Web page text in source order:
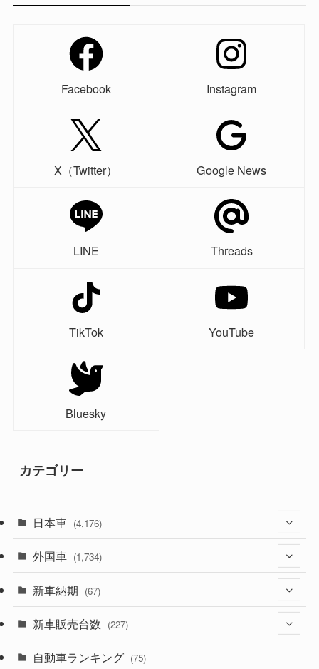
Facebook Instagram
X（Twitter） Google News
LINE Threads
TikTok YouTube
Bluesky
カテゴリー
日本車 (4,176)
(1,322)
(330)
外国車 (1,734)
(242)
新車納期 (67)
(28)
(8)
新車販売台数 (227)
(21)
自動車ランキング (75)